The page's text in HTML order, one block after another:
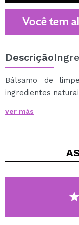
Você tem
Descrição
Bálsamo de
ingredientes
rosto e lábios,
(hidratante,
rosa mosqueta,
Camellia Japonica
Pode ser usado
ver más